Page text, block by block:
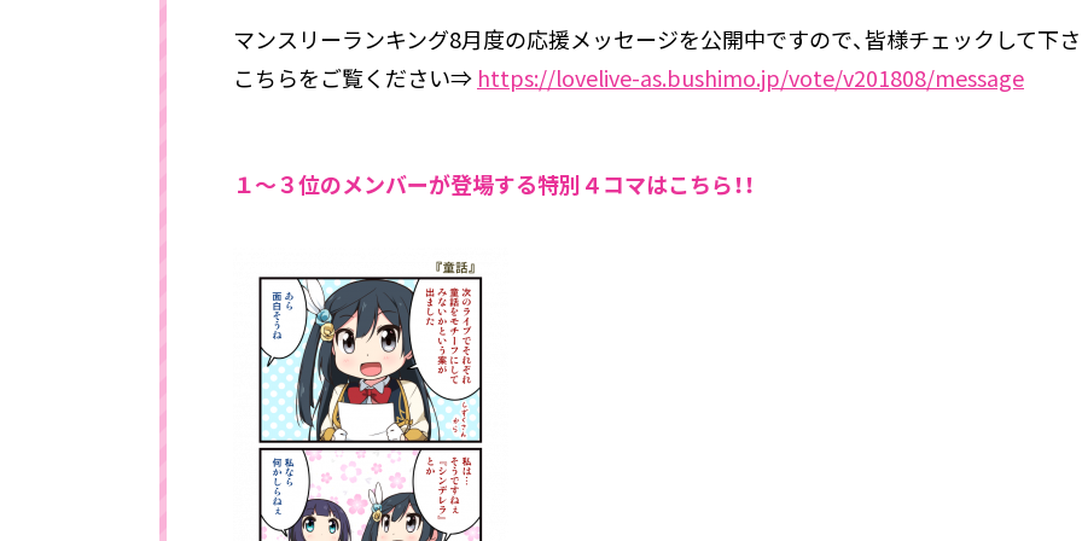
マンスリーランキング8月度の応援メッセージを公開中ですので、皆様チェックして下
こちらをご覧ください⇒ https://lovelive-as.bushimo.jp/vote/v201808/message
１～３位のメンバーが登場する特別４コマはこちら！！